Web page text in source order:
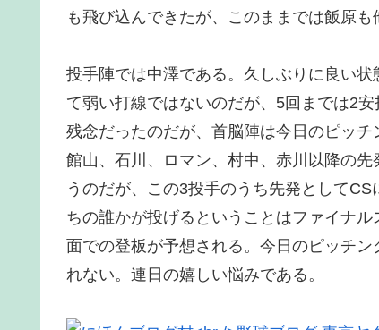
も飛び込んできたが、このままでは飯原
投手陣では中澤である。久しぶりに良い
て弱い打線ではないのだが、5回までは2
残念だったのだが、首脳陣は今日のピッチ
館山、石川、ロマン、村中、赤川以降の
うのだが、この3投手のうち先発として
ちの誰かが投げるということはファイナ
面での登板が予想される。今日のピッチ
れない。連日の嬉しい悩みである。